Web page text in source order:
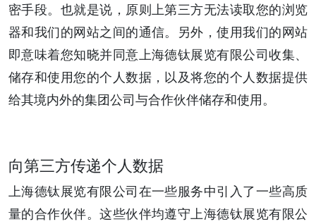
密手段。也就是说，原则上第三方无法读取您的浏览
器和我们的网站之间的通信。另外，使用我们的网站
即意味着您知晓并同意上海德钛展览有限公司收集、
储存和使用您的个人数据，以及将您的个人数据提供
给其境内外的集团公司与合作伙伴储存和使用。
向第三方传递个人数据
上海德钛展览有限公司在一些服务中引入了一些高质
量的合作伙伴。这些伙伴均遵守上海德钛展览有限公